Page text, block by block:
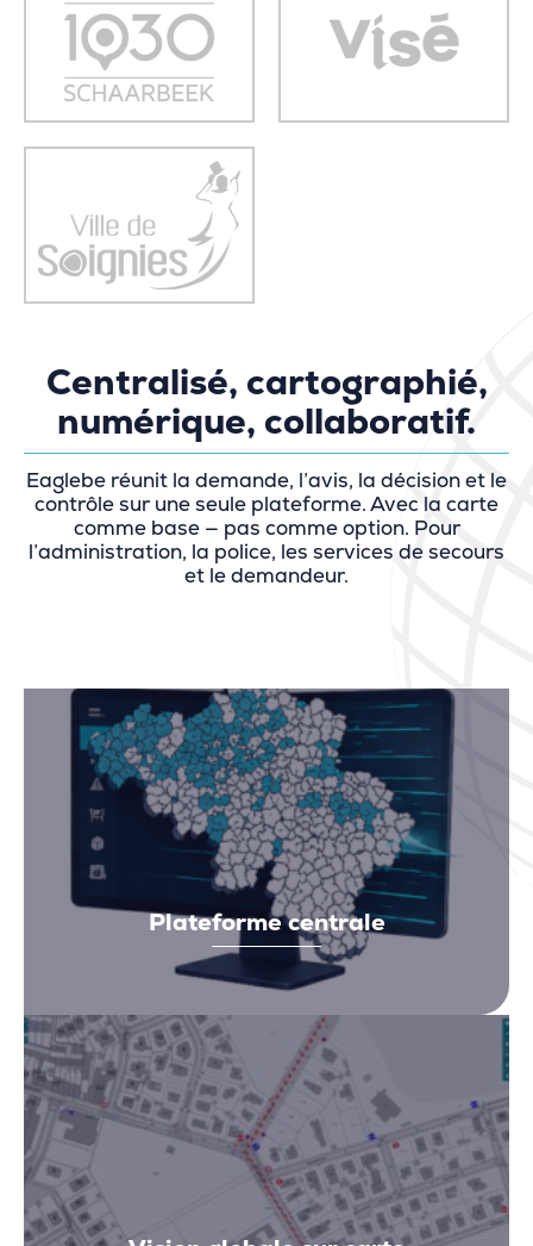
Centralisé, cartographié,
numérique, collaboratif.
Eaglebe réunit la demande, l’avis, la décision et le
contrôle sur une seule plateforme. Avec la carte
comme base — pas comme option. Pour
l’administration, la police, les services de secours
et le demandeur.
Plateforme centrale